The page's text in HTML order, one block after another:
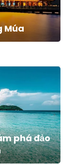
Múa
phá đảo